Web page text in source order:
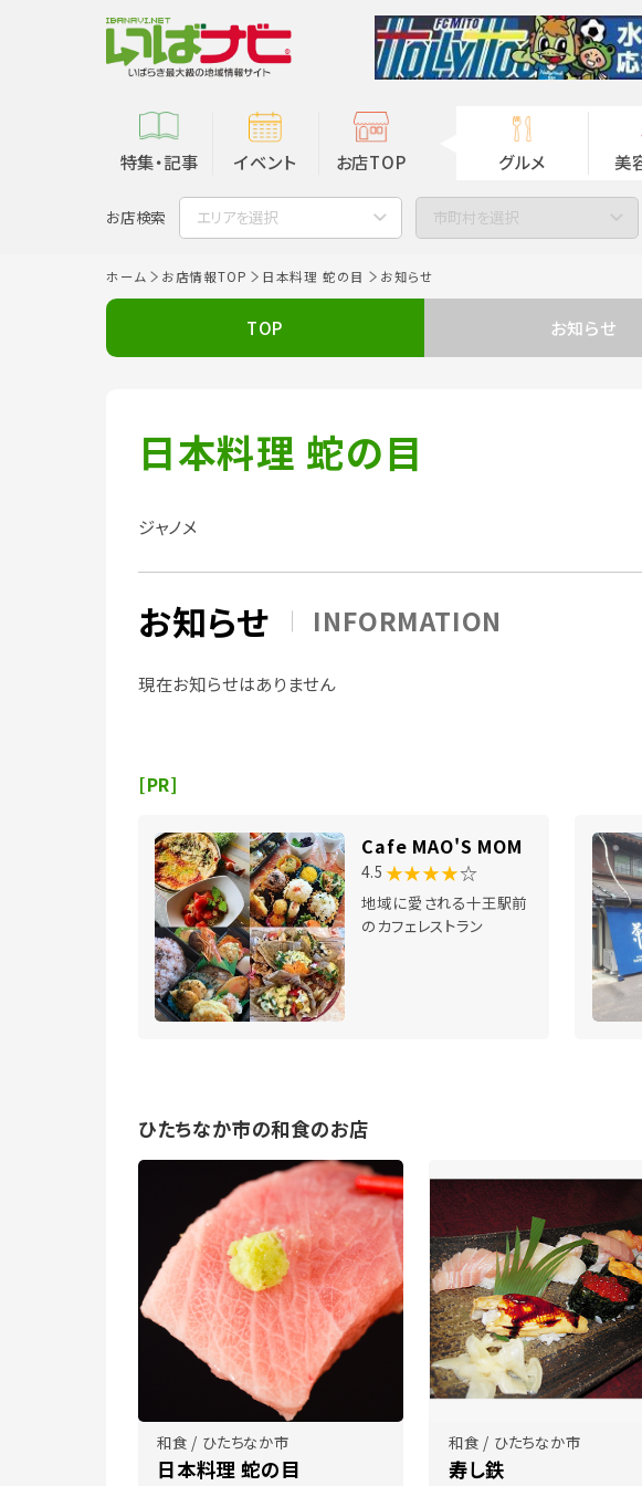
特集・記事 イベント お店TOP グルメ 美
お店検索 エリアを選択 市町村を選択
ホーム お店情報TOP 日本料理 蛇の目 お知らせ
TOP お知らせ
日本料理 蛇の目
ジャノメ
お知らせ INFORMATION
現在お知らせはありません
[PR]
Cafe MAO'S MOM
4.5 ★★★★☆
地域に愛される十王駅前
のカフェレストラン
ひたちなか市の和食のお店
和食 / ひたちなか市
日本料理 蛇の目
和食 / ひたちなか市
寿し鉄